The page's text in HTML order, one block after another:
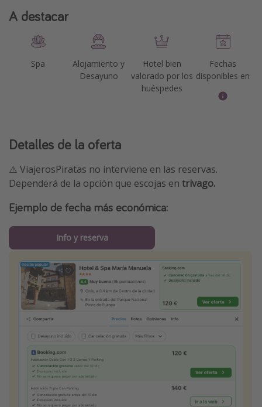
A destacar
Spa
Alojamiento y
Desayuno
Hotel bien
valorado por los
huéspedes
Fechas
disponibles en
Detalles de la oferta
⚠️ ViajerosPiratas no interviene en las reservas.
Dependerá de la opción que escojas en trivago.
Ejemplo de fecha más económica:
Info y reserva